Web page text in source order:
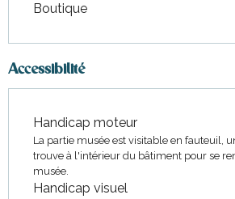
Boutique
Accessibilité
Handicap moteur
La partie musée est visitable en fauteuil,
trouve à l'intérieur du bâtiment pour se
musée.
Handicap visuel